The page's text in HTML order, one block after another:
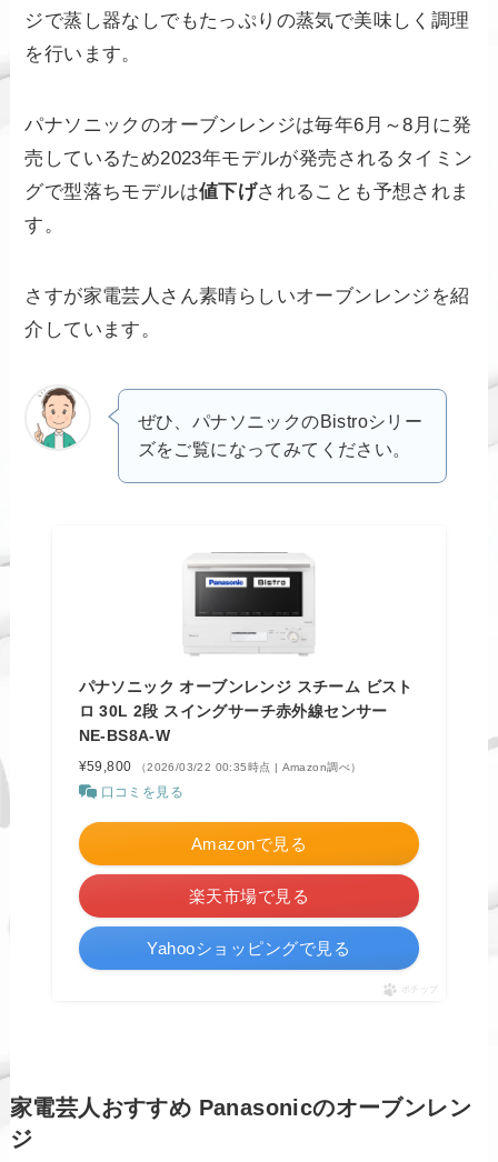
ジで蒸し器なしでもたっぷりの蒸気で美味しく調理
を行います。
パナソニックのオーブンレンジは毎年6月～8月に発
売しているため2023年モデルが発売されるタイミン
グで型落ちモデルは値下げされることも予想されま
す。
さすが家電芸人さん素晴らしいオーブンレンジを紹
介しています。
ぜひ、パナソニックのBistroシリー
ズをご覧になってみてください。
パナソニック オーブンレンジ スチーム ビスト
ロ 30L 2段 スイングサーチ赤外線センサー
NE-BS8A-W
¥59,800 （2026/03/22 00:35時点 | Amazon調べ）
口コミを見る
Amazonで見る
楽天市場で見る
Yahooショッピングで見る
ポチップ
家電芸人おすすめ Panasonicのオーブンレン
ジ